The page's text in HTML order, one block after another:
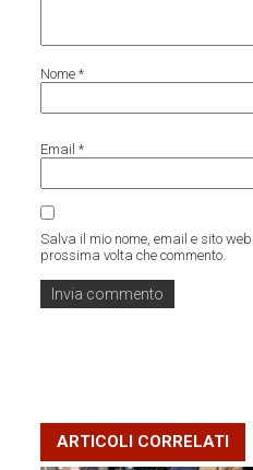
Nome*
Email*
Salva il mio nome, email e sito
prossima volta che commento.
ARTICOLI CORRELATI